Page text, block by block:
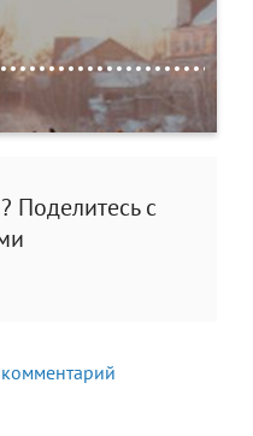
Поделитесь с